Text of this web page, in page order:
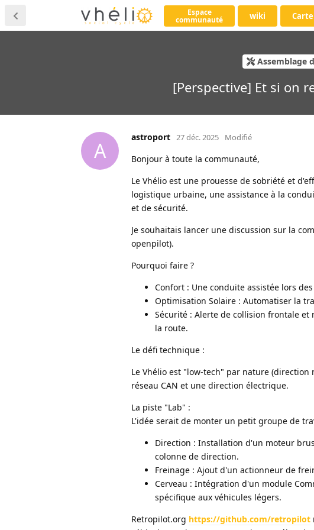
Espace
communauté wiki Carte
Assemblage
[Perspective] Et si on
A
astroport 27 déc. 2025 Modifié
Bonjour à toute la communauté,
Le Vhélio est une prouesse de sobriété et
logistique urbaine, une assistance à la
et de sécurité.
Je souhaitais lancer une discussion sur la
openpilot).
Pourquoi faire ?
Confort : Une conduite assistée lors
Optimisation Solaire : Automatiser la
Sécurité : Alerte de collision frontale
la route.
Le défi technique :
Le Vhélio est "low-tech" par nature
réseau CAN et une direction électrique.
La piste "Lab" :
L'idée serait de monter un petit groupe de
Direction : Installation d'un moteur
colonne de direction.
Freinage : Ajout d'un actionneur de
Cerveau : Intégration d'un module
spécifique aux véhicules légers.
Retropilot.org https://github.com/retropilot